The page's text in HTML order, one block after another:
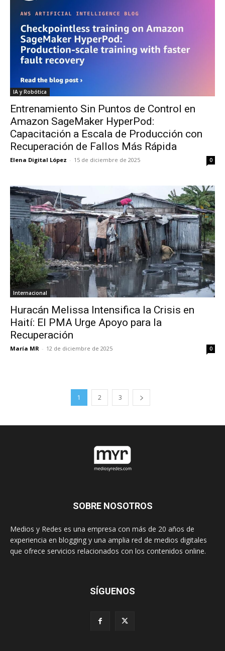
IA y Robótica
Entrenamiento Sin Puntos de Control en
Amazon SageMaker HyperPod:
Capacitación a Escala de Producción con
Recuperación de Fallos Más Rápida
Elena Digital López - 15 de diciembre de 2025 0
Internacional
Huracán Melissa Intensifica la Crisis en
Haití: El PMA Urge Apoyo para la
Recuperación
María MR - 12 de diciembre de 2025 0
1 2 3
SOBRE NOSOTROS
Medios y Redes es una empresa con más de 20 años de
experiencia en blogging y una amplia red de medios digitales
que ofrece servicios relacionados con los contenidos online.
SÍGUENOS